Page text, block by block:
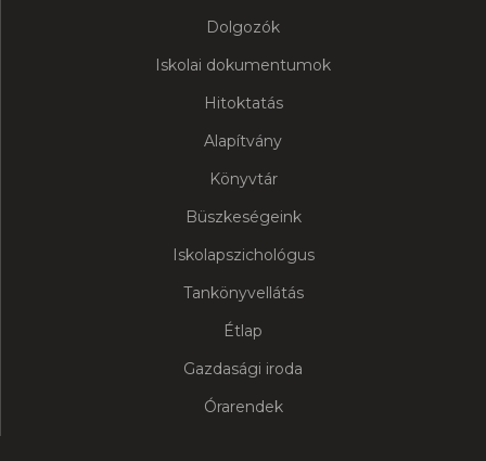
Dolgozók
Iskolai dokumentumok
Hitoktatás
Alapítvány
Könyvtár
Büszkeségeink
Iskolapszichológus
Tankönyvellátás
Étlap
Gazdasági iroda
Órarendek